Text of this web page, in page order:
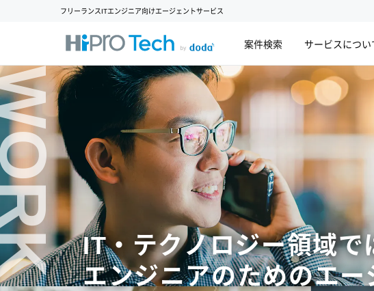
フリーランスITエンジニア向けエージェントサービス
案件検索 サービスについ
IT・テクノロジー領域で
エンジニアのためのエー